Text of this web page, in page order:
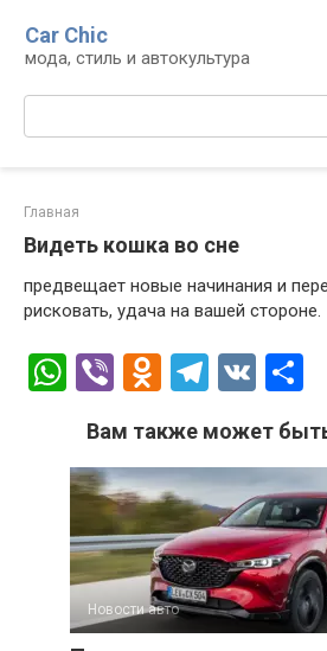
контенту
Car Chic
мода, стиль и автокультура
Поиск:
Главная
Видеть кошка во сне
предвещает новые начинания и
рисковать, удача на вашей стороне.
W
at
s
A
p
p
Vi
er
O
n
o
kl
a
ss
ni
T
e
gr
a
m
V
п
р
а
в
и
Вам также может
Новости авто